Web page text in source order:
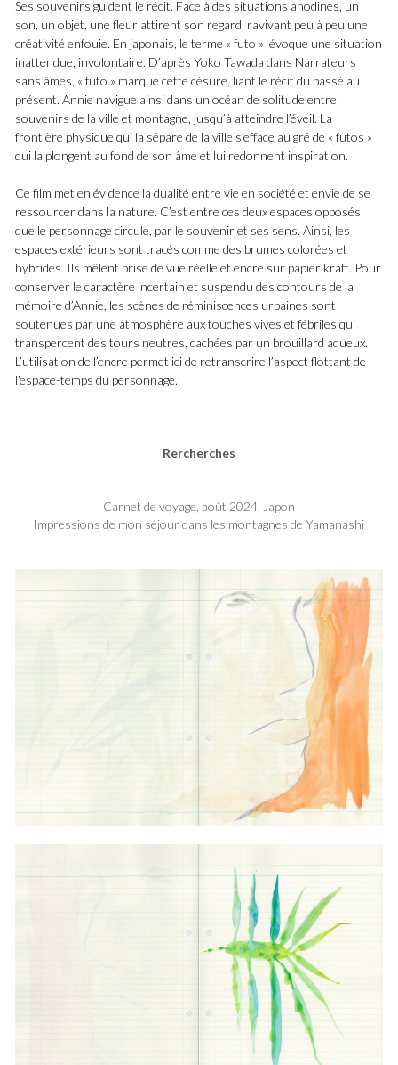
Ses souvenirs guident le récit. Face à des situations anodines, un
son, un objet, une fleur attirent son regard, ravivant peu à peu une
créativité enfouie. En japonais, le terme « futo »  évoque une situation
inattendue, involontaire. D’après Yoko Tawada dans Narrateurs
sans âmes, « futo » marque cette césure, liant le récit du passé au
présent. Annie navigue ainsi dans un océan de solitude entre
souvenirs de la ville et montagne, jusqu’à atteindre l’éveil. La
frontière physique qui la sépare de la ville s’efface au gré de « futos »
qui la plongent au fond de son âme et lui redonnent inspiration.
Ce film met en évidence la dualité entre vie en société et envie de se
ressourcer dans la nature. C’est entre ces deux espaces opposés
que le personnage circule, par le souvenir et ses sens. Ainsi, les
espaces extérieurs sont tracés comme des brumes colorées et
hybrides. Ils mêlent prise de vue réelle et encre sur papier kraft. Pour
conserver le caractère incertain et suspendu des contours de la
mémoire d’Annie, les scènes de réminiscences urbaines sont
soutenues par une atmosphère aux touches vives et fébriles qui
transpercent des tours neutres, cachées par un brouillard aqueux.
L’utilisation de l’encre permet ici de retranscrire l’aspect flottant de
l’espace-temps du personnage.
Rercherches
Carnet de voyage, août 2024, Japon
Impressions de mon séjour dans les montagnes de Yamanashi